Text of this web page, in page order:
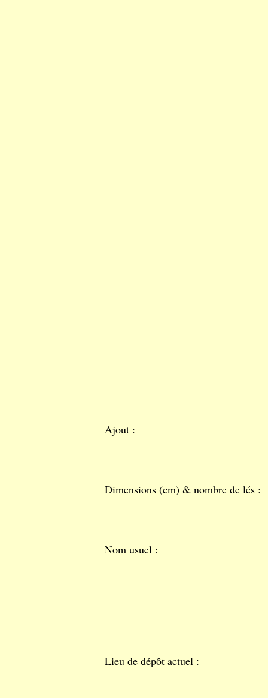
Ajout :
Dimensions (cm) & nombre de lés :
Nom usuel :
Lieu de dépôt actuel :